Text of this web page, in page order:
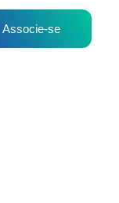
Associe-se